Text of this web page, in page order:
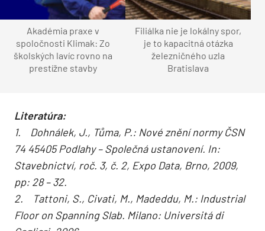
Akadémia praxe v
spoločnosti Klimak: Zo
školských lavíc rovno na
prestížne stavby
Filiálka nie je lokálny spor,
je to kapacitná otázka
železničného uzla
Bratislava
Literatúra:
1. Dohnálek, J., Tůma, P.: Nové znění normy ČSN
74 45405 Podlahy – Společná ustanovení. In:
Stavebnictví, roč. 3, č. 2, Expo Data, Brno, 2009,
pp: 28 – 32.
2. Tattoni, S., Civati, M., Madeddu, M.: Industrial
Floor on Spanning Slab. Milano: Universitá di